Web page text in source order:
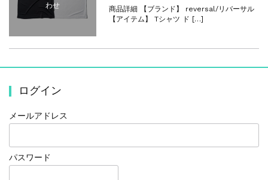
わせ
商品詳細 【ブランド】 reversal/リバーサル
【アイテム】 Tシャツ ド […]
ログイン
メールアドレス
パスワード